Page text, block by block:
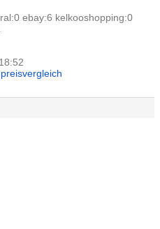
ebay:6 kelkooshopping:0